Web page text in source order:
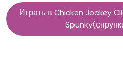
Играть в Chicken Jockey